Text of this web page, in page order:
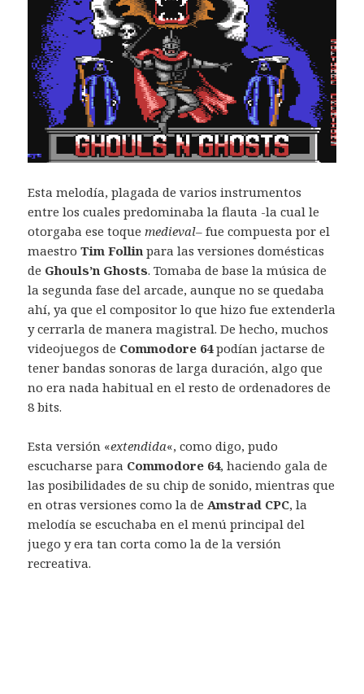
Esta melodía, plagada de varios instrumentos
entre los cuales predominaba la flauta -la cual le
otorgaba ese toque medieval– fue compuesta por el
maestroTim Follin para las versiones domésticas
de Ghouls’n Ghosts. Tomaba de base la música de
la segunda fase del arcade, aunque no se quedaba
ahí, ya que el compositor lo que hizo fue extenderla
y cerrarla de manera magistral. De hecho, muchos
videojuegos de Commodore 64podían jactarse de
tener bandas sonoras de larga duración, algo que
no era nada habitual en el resto de ordenadores de
8 bits.
Esta versión «extendida«, como digo, pudo
escucharse para Commodore 64, haciendo gala de
las posibilidades de su chip de sonido, mientras que
en otras versiones como la de Amstrad CPC, la
melodía se escuchaba en el menú principal del
juego y era tan corta como la de la versión
recreativa.